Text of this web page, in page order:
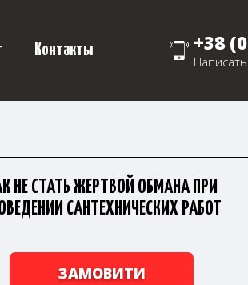
Контакты +38
НЕ СТАТЬ ЖЕРТВОЙ ОБМАНА ПРИ
САНТЕХНИЧЕСКИХ РАБОТ
ЗАМОВИТИ